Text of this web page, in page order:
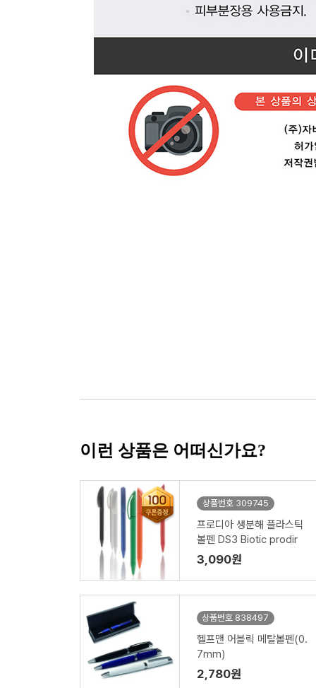
이런 상품은 어떠신가요?
상품번호 309745
프로디아 생분해 플라스틱
볼펜 DS3 Biotic prodir
3,090원
상품번호 838497
헬프맨 어블릭 메탈볼펜(0.
7mm)
2,780원